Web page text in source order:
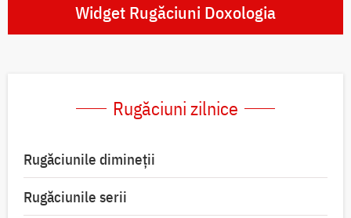
Widget Rugăciuni Doxologia
Rugăciuni zilnice
Rugăciunile dimineții
Rugăciunile serii